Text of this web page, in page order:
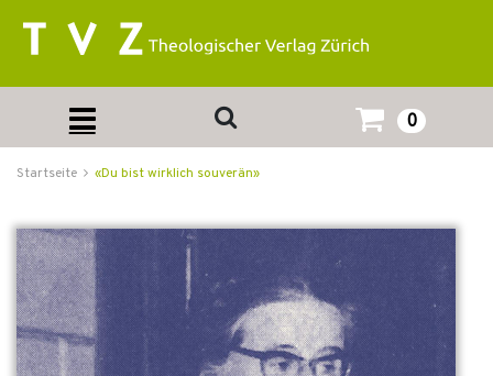
0
Startseite «Du bist wirklich souverän»